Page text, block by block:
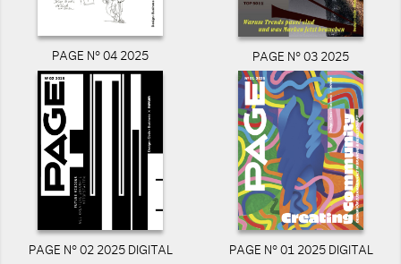
PAGE N° 04 2025 PAGE N° 03 2025
PAGE N° 02 2025 DIGITAL PAGE N° 01 2025 DIGITAL